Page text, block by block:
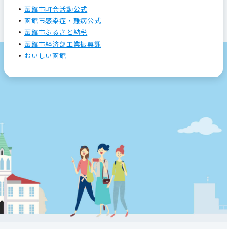
函館市町会活動公式
函館市感染症・難病公式
函館市ふるさと納税
函館市経済部工業振興課
おいしい函館